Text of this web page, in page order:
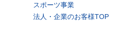
スポーツ事業
法人・企業のお客様TOP